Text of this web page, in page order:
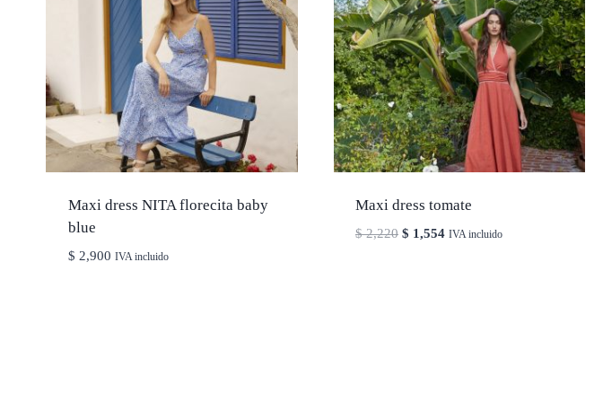
Maxi dress NITA florecita baby
blue
$ 2,900 IVA incluido
Maxi dress tomate
$2,220 El
$ 1,554ElIVA incluido